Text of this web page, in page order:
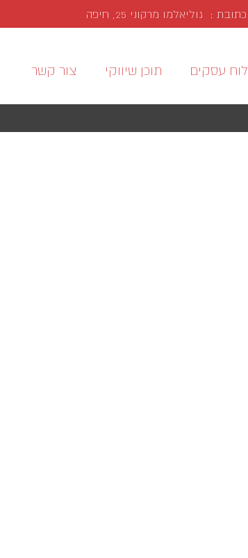
כתובת : גוליאלמו מרקוני 25, חיפה
לוח עסקים תוכן שיווקי צור קשר